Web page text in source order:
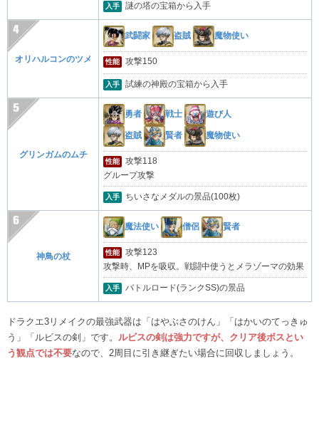
入手 謎の塔の宝箱から入手
オリハルコンのツメ
武闘家 盗賊 魔物使い
性能 攻撃150
入手 試練の神殿の宝箱から入手
グリンガムのムチ
勇者 戦士 遊び人
盗賊 賢者 魔物使い
性能
攻撃118
グループ攻撃
入手 ちいさなメダルの景品(100枚)
神鳥の杖
魔法使い 僧侶 賢者
性能
攻撃123
攻撃時、MPを吸収。戦闘中使うとメラゾーマの効果
入手 バトルロード(ランクSS)の景品
ドラクエ3リメイクの最強武器は「はやぶさのけん」「はかいのてっきゅ
う」「ルビスの剣」です。 ルビスの剣は強力ですが、クリア後ボスとい
う観点では不要なので、2周目に引き継ぎたい場合に回収しましょう。